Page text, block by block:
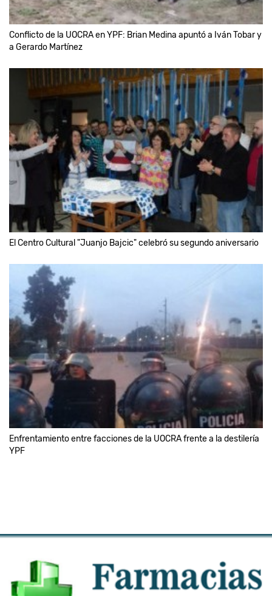
Conflicto de la UOCRA en YPF: Brian Medina apuntó a Iván Tobar y
a Gerardo Martínez
El Centro Cultural "Juanjo Bajcic" celebró su segundo aniversario
Enfrentamiento entre facciones de la UOCRA frente a la destilería
YPF